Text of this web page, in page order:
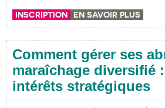
INSCRIPTION EN SAVOIR PLUS
Comment gérer ses
maraîchage diversifié
intérêts stratégiques